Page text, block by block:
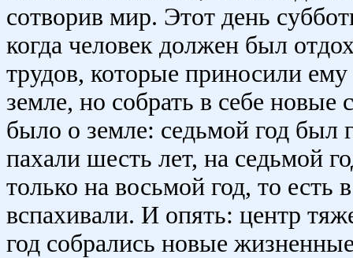
сотворив мир. Этот день
когда человек должен был
трудов, которые приносили
земле, но собрать в себе
было о земле: седьмой год был
пахали шесть лет, на седьмой
только на восьмой год, то
вспахивали. И опять: центр
год собрались новые